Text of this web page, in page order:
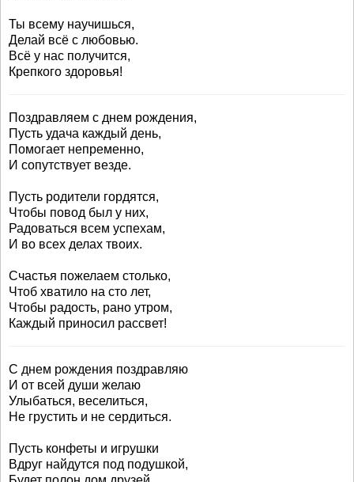
Ты всему научишься,
Делай всё с любовью.
Всё у нас получится,
Крепкого здоровья!
Поздравляем с днем рождения,
Пусть удача каждый день,
Помогает непременно,
И сопутствует везде.
Пусть родители гордятся,
Чтобы повод был у них,
Радоваться всем успехам,
И во всех делах твоих.
Счастья пожелаем столько,
Чтоб хватило на сто лет,
Чтобы радость, рано утром,
Каждый приносил рассвет!
С днем рождения поздравляю
И от всей души желаю
Улыбаться, веселиться,
Не грустить и не сердиться.
Пусть конфеты и игрушки
Вдруг найдутся под подушкой,